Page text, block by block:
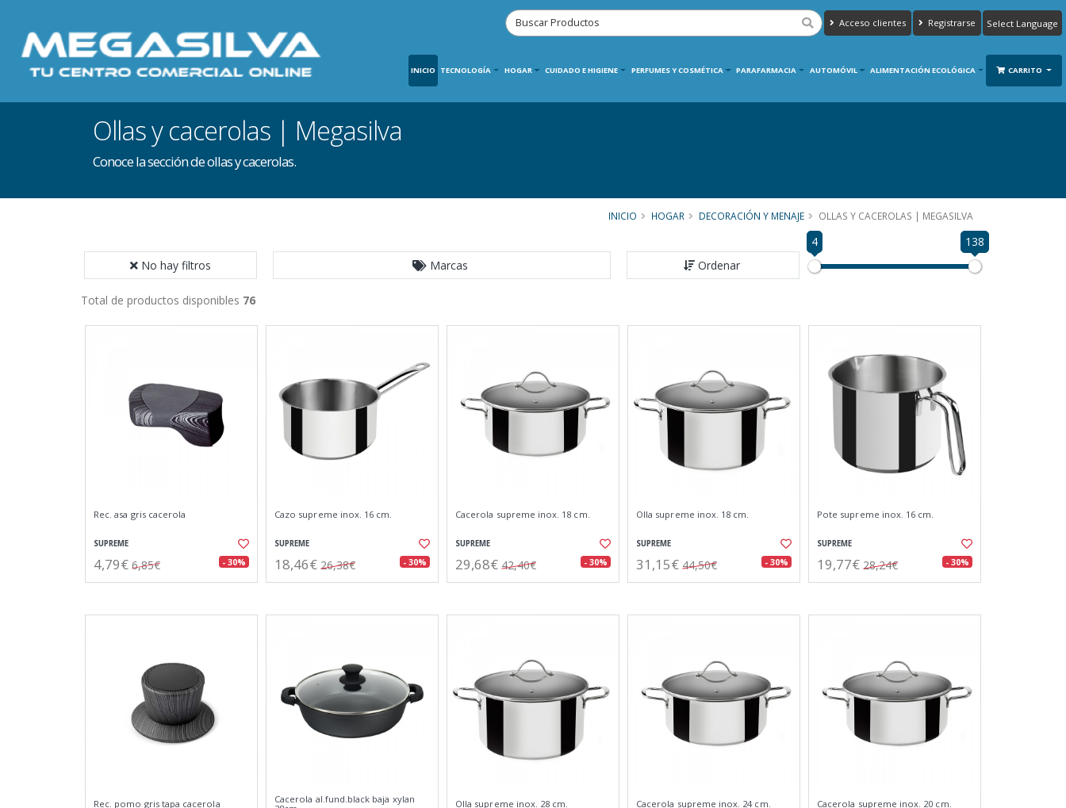
Acceso clientes Registrarse
Translate
INICIO TECNOLOGÍA HOGAR CUIDADO E HIGIENE PERFUMES Y COSMÉTICA PARAFARMACIA AUTOMÓVIL ALIMENTACIÓN ECOLÓGICA CARRITO
Ollas y cacerolas | Megasilva
Conoce la sección de ollas y cacerolas.
INICIO HOGAR DECORACIÓN Y MENAJE OLLAS Y CACEROLAS | MEGASILVA
No hay filtros Marcas Ordenar
4 138
Total de productos disponibles 76
Rec. asa gris cacerola
SUPREME
4,79€ 6,85€ - 30%
Cazo supreme inox. 16 cm.
SUPREME
18,46€ 26,38€ - 30%
Cacerola supreme inox. 18 cm.
SUPREME
29,68€ 42,40€ - 30%
Olla supreme inox. 18 cm.
SUPREME
31,15€ 44,50€ - 30%
Pote supreme inox. 16 cm.
SUPREME
19,77€ 28,24€ - 30%
Rec. pomo gris tapa cacerola
Cacerola al.fund.black baja xylan
Olla supreme inox. 28 cm. Cacerola supreme inox. 24 cm. Cacerola supreme inox. 20 cm.